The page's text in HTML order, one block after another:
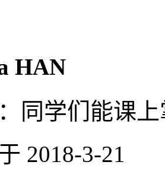
HAN
同学们能课
2018-3-21